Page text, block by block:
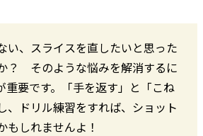
い、スライスを直したいと思った
？ そのような悩みを解消するに
重要です。「手を返す」と「こね
、ドリル練習をすれば、ショット
もしれませんよ！